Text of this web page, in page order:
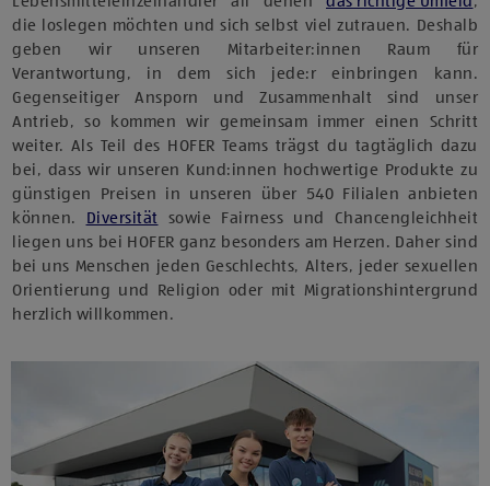
die loslegen möchten und sich selbst viel zutrauen. Deshalb
geben wir unseren Mitarbeiter:innen Raum für
Verantwortung, in dem sich jede:r einbringen kann.
Gegenseitiger Ansporn und Zusammenhalt sind unser
Antrieb, so kommen wir gemeinsam immer einen Schritt
weiter. Als Teil des HOFER Teams trägst du tagtäglich dazu
bei, dass wir unseren Kund:innen hochwertige Produkte zu
günstigen Preisen in unseren über 540 Filialen anbieten
können. Diversität sowie Fairness und Chancengleichheit
liegen uns bei HOFER ganz besonders am Herzen. Daher sind
bei uns Menschen jeden Geschlechts, Alters, jeder sexuellen
Orientierung und Religion oder mit Migrationshintergrund
herzlich willkommen.